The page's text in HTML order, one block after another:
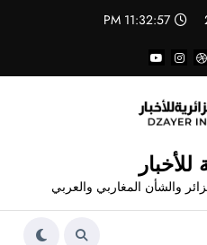
11:32:57 PM
للأخبار
والشأن المغاربي والعربي